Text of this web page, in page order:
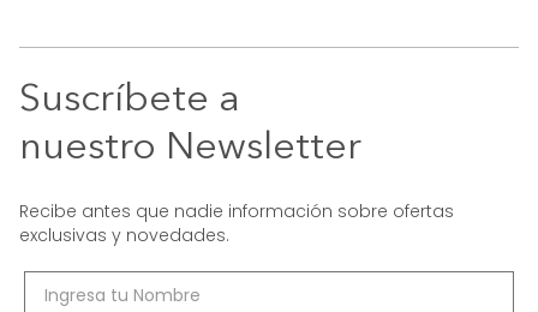
Suscríbete a
nuestro Newsletter
Recibe antes que nadie información sobre ofertas
exclusivas y novedades.